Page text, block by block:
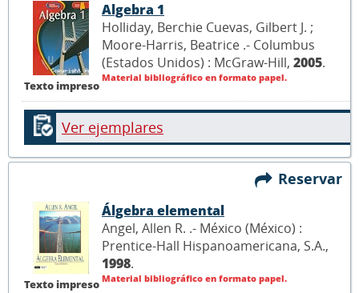
Texto impreso
Algebra 1
Holliday, Berchie Cuevas, Gilbert J. ;
Moore-Harris, Beatrice .- Columbus
(Estados Unidos) : McGraw-Hill, 2005.
Material bibliográfico en formato papel.
Ver ejemplares
Reservar
Texto impreso
Álgebra elemental
Angel, Allen R. .- México (México) :
Prentice-Hall Hispanoamericana, S.A.,
1998.
Material bibliográfico en formato papel.